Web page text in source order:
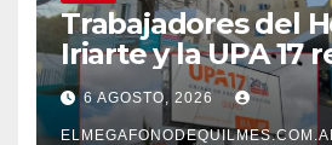
Trabajadores del
Iriarte y la UPA 17
pase a planta de
mejoras laborales
6 AGOSTO, 2026